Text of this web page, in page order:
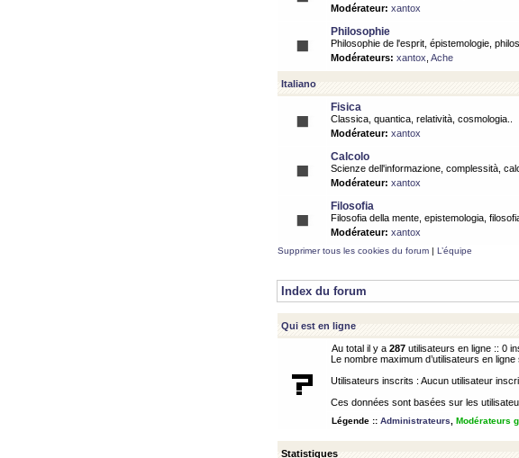
Modérateur: xantox
Philosophie
Philosophie de l'esprit, épistemologie,
Modérateurs: xantox Ache
Italiano
Fisica
Classica, quantica, relatività, cosmologia..
Modérateur: xantox
Calcolo
Scienze dell'informazione, complessità,
Modérateur: xantox
Filosofia
Filosofia della mente, epistemologia,
Modérateur: xantox
Supprimer tous les cookies du forum | L’équipe
Index du forum
Qui est en ligne
Au total il y a 287 utilisateurs en ligne :: 0
Le nombre maximum d’utilisateurs en
Utilisateurs inscrits : Aucun utilisateur
Ces données sont basées sur les
Légende :: Administrateurs Modérateurs
Statistiques